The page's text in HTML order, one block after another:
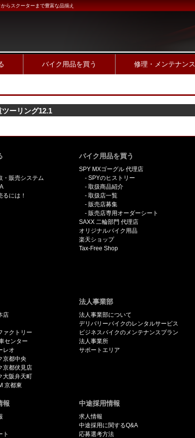
らスクーターまで豊富な品揃え
バイク用品を買う 修理・メンテナンス
ツーリング12.1
・販売システム
には！
バイク用品を買う
SPY MXゴーグル 代理店
SPYのヒストリー
取扱商品紹介
取扱店一覧
販売店募集
販売店専用オーダーシート
SAXX 二輪部門 代理店
オリジナルバイク用品
楽天ショップ
Tax-Free Shop
店
ァクトリー
センター
レオ
京都中央
京都伏見店
大阪弁天町
京都東
法人事業部
法人事業部について
デリバリーバイクのレンタルサービス
ビジネスバイクのメンテナンスプラン
法人事業所
サポートエリア
報
ト
中途採用情報
求人情報
中途採用に関するQ&A
応募選考方法